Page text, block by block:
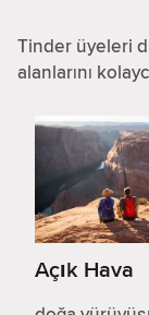
Tinder üyeleri
alanlarını
Açık Hava